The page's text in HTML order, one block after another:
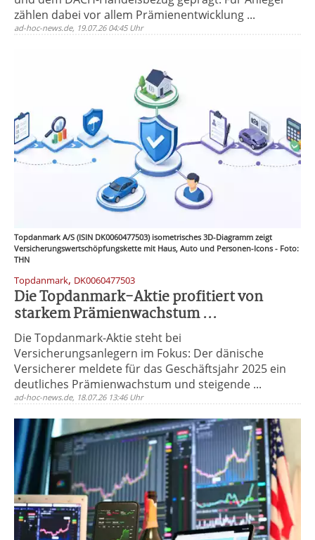
zählen dabei vor allem Prämienentwicklung ...
ad-hoc-news.de, 19.07.26 04:45 Uhr
Topdanmark A/S (ISIN DK0060477503) isometrisches 3D-Diagramm zeigt
Versicherungswertschöpfungskette mit Haus, Auto und Personen-Icons - Foto:
THN
Topdanmark, DK0060477503
Die Topdanmark-Aktie profitiert von
starkem Prämienwachstum ...
Die Topdanmark-Aktie steht bei
Versicherungsanlegern im Fokus: Der dänische
Versicherer meldete für das Geschäftsjahr 2025 ein
deutliches Prämienwachstum und steigende ...
ad-hoc-news.de, 18.07.26 13:46 Uhr